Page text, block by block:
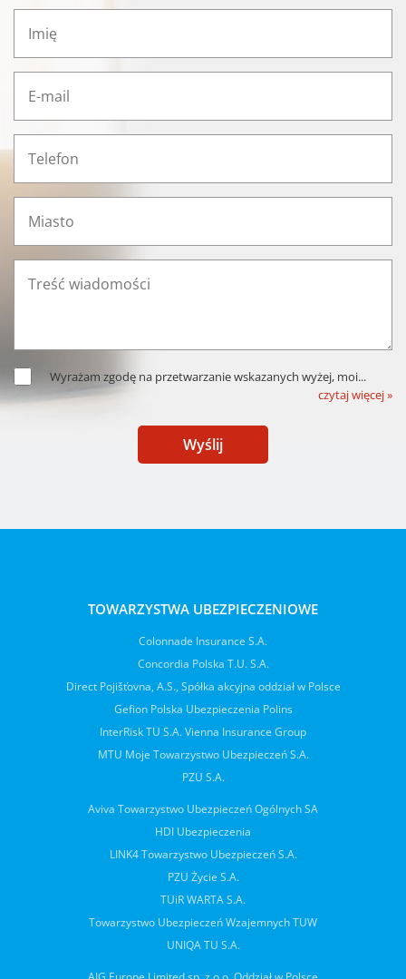
Wyrażam zgodę na przetwarzanie wskazanych wyżej, moi...
czytaj więcej »
Wyślij
TOWARZYSTWA UBEZPIECZENIOWE
Colonnade Insurance S.A.
Concordia Polska T.U. S.A.
Direct Pojišťovna, A.S., Spółka akcyjna oddział w Polsce
Gefion Polska Ubezpieczenia Polins
InterRisk TU S.A. Vienna Insurance Group
MTU Moje Towarzystwo Ubezpieczeń S.A.
PZU S.A.
Aviva Towarzystwo Ubezpieczeń Ogólnych SA
HDI Ubezpieczenia
LINK4 Towarzystwo Ubezpieczeń S.A.
PZU Życie S.A.
TUiR WARTA S.A.
Towarzystwo Ubezpieczeń Wzajemnych TUW
UNIQA TU S.A.